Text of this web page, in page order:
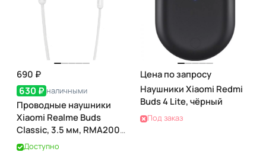
690 ₽
630 ₽ наличными
Проводные наушники
Xiaomi Realme Buds
Classic, 3.5 мм, RMA2001,
белые
Доступно
Цена по запросу
Наушники Xiaomi Redmi
Buds 4 Lite, чёрный
Под заказ